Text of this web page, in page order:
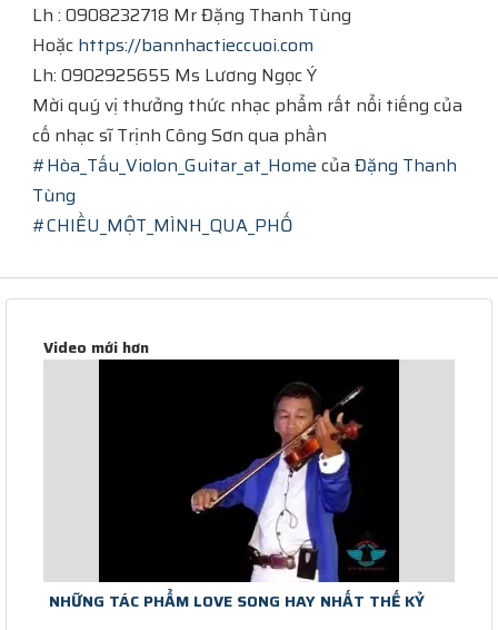
Lh : 0908232718 Mr Đặng Thanh Tùng
Hoặc https://bannhactieccuoi.com
Lh: 0902925655 Ms Lương Ngọc Ý
Mời quý vị thưởng thức nhạc phẩm rất nổi tiếng của
cố nhạc sĩ Trịnh Công Sơn qua phần
#Hòa_Tấu_Violon_Guitar_at_Home của Đặng Thanh
Tùng
#CHIỀU_MỘT_MÌNH_QUA_PHỐ
Video mới hơn
NHỮNG TÁC PHẨM LOVE SONG HAY NHẤT THẾ KỶ